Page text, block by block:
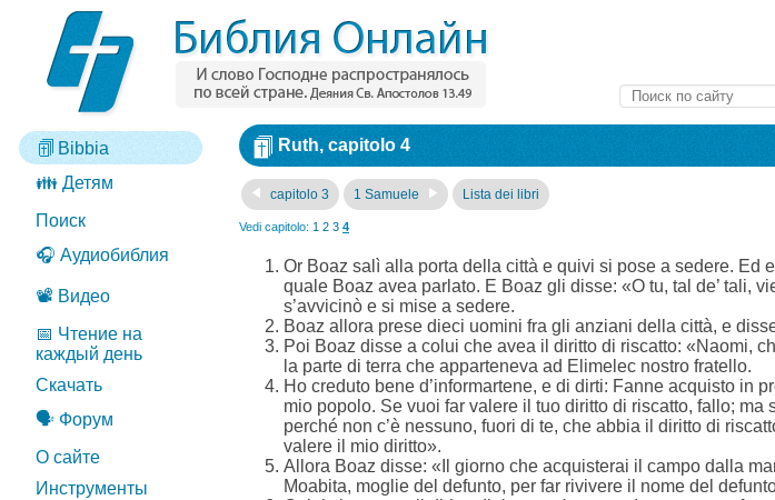
Bibbia
👪 Детям
Поиск
🎧 Аудиобиблия
📽️ Видео
📅 Чтение на
каждый день
Скачать
🗣️ Форум
О сайте
Инструменты
Ruth, capitolo 4
capitolo 3 1 Samuele Lista dei libri
Vedi capitolo: 1 2 3 4
Or Boaz salì alla porta della città e quivi si pose a sedere. Ed
quale Boaz avea parlato. E Boaz gli disse: «O tu, tal de’ tali,
s’avvicinò e si mise a sedere.
Boaz allora prese dieci uomini fra gli anziani della città, e
Poi Boaz disse a colui che avea il diritto di riscatto: «Naomi,
la parte di terra che apparteneva ad Elimelec nostro fratello.
Ho creduto bene d’informartene, e di dirti: Fanne acquisto in
mio popolo. Se vuoi far valere il tuo diritto di riscatto, fallo; ma
perché non c’è nessuno, fuori di te, che abbia il diritto di
valere il mio diritto».
Allora Boaz disse: «Il giorno che acquisterai il campo dalla
Moabita, moglie del defunto, per far rivivere il nome del